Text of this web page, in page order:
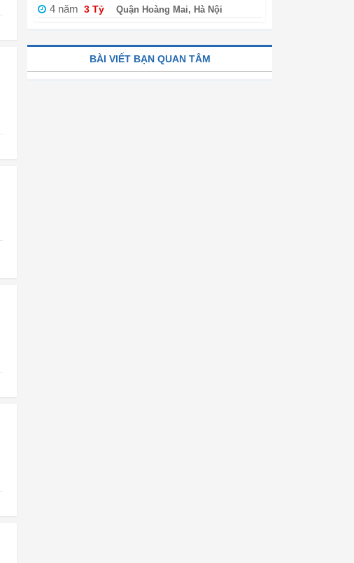
4 năm 3 Tỷ Quận Hoàng Mai, Hà Nội
BÀI VIẾT BẠN QUAN TÂM